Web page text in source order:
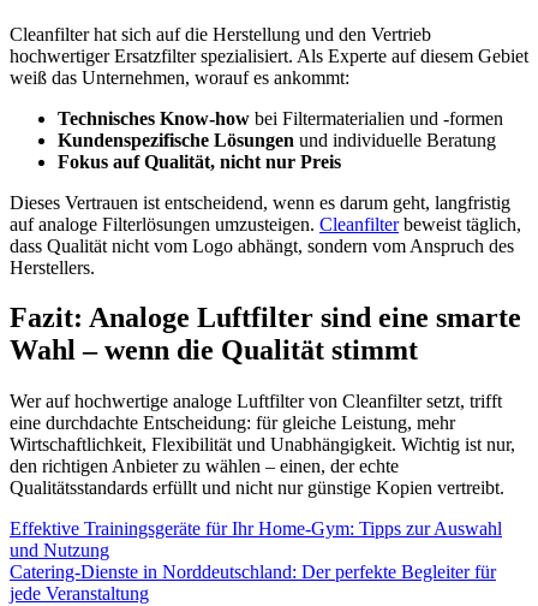
Cleanfilter hat sich auf die Herstellung und den Vertrieb
hochwertiger Ersatzfilter spezialisiert. Als Experte auf diesem Gebiet
weiß das Unternehmen, worauf es ankommt:
Technisches Know-how bei Filtermaterialien und -formen
Kundenspezifische Lösungen und individuelle Beratung
Fokus auf Qualität, nicht nur Preis
Dieses Vertrauen ist entscheidend, wenn es darum geht, langfristig
auf analoge Filterlösungen umzusteigen. Cleanfilterbeweist täglich,
dass Qualität nicht vom Logo abhängt, sondern vom Anspruch des
Herstellers.
Fazit: Analoge Luftfilter sind eine smarte
Wahl – wenn die Qualität stimmt
Wer auf hochwertige analoge Luftfilter von Cleanfilter setzt, trifft
eine durchdachte Entscheidung: für gleiche Leistung, mehr
Wirtschaftlichkeit, Flexibilität und Unabhängigkeit. Wichtig ist nur,
den richtigen Anbieter zu wählen – einen, der echte
Qualitätsstandards erfüllt und nicht nur günstige Kopien vertreibt.
Beitragsnavigation
Vorheriger
Beitrag:
Effektive Trainingsgeräte für Ihr Home-Gym: Tipps zur Auswahl
und Nutzung
Nächster
Beitrag:
Catering-Dienste in Norddeutschland: Der perfekte Begleiter für
jede Veranstaltung